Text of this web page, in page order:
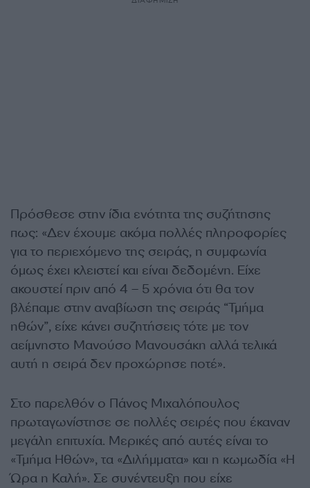
Πρόσθεσε στην ίδια ενότητα της συζήτησης
πως: «Δεν έχουμε ακόμα πολλές πληροφορίες
για το περιεχόμενο της σειράς, η συμφωνία
όμως έχει κλειστεί και είναι δεδομένη. Είχε
ακουστεί πριν από 4 – 5 χρόνια ότι θα τον
βλέπαμε στην αναβίωση της σειράς “Τμήμα
ηθών”, είχε κάνει συζητήσεις τότε με τον
αείμνηστο Μανούσο Μανουσάκη αλλά τελικά
αυτή η σειρά δεν προχώρησε ποτέ».
Στο παρελθόν ο Πάνος Μιχαλόπουλος
πρωταγωνίστησε σε πολλές σειρές που έκαναν
μεγάλη επιτυχία. Μερικές από αυτές είναι το
«Τμήμα Ηθών», τα «Διλήμματα» και η κωμωδία «Η
Ώρα η Καλή». Σε συνέντευξη που είχε